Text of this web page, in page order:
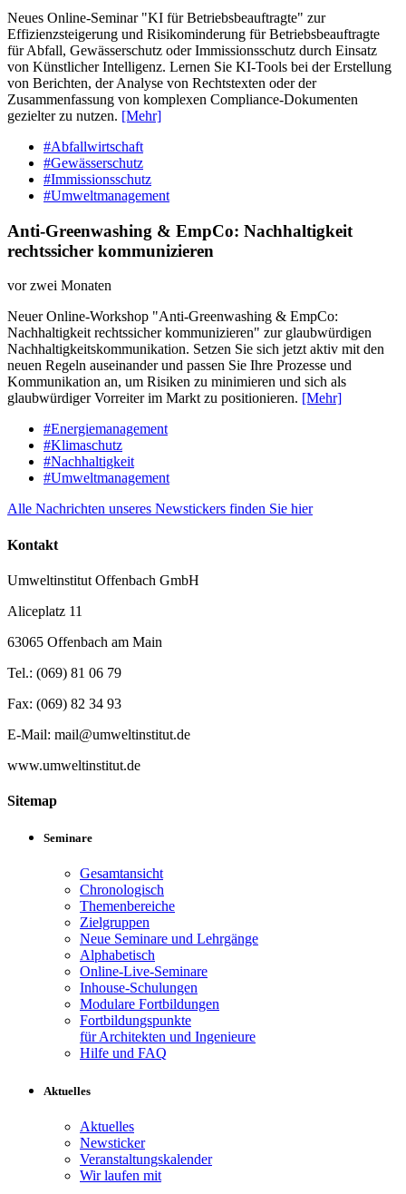
Neues Online-Seminar "KI für Betriebsbeauftragte" zur
Effizienzsteigerung und Risikominderung für Betriebsbeauftragte
für Abfall, Gewässerschutz oder Immissionsschutz durch Einsatz
von Künstlicher Intelligenz. Lernen Sie KI-Tools bei der Erstellung
von Berichten, der Analyse von Rechtstexten oder der
Zusammenfassung von komplexen Compliance-Dokumenten
gezielter zu nutzen. [Mehr]
#Abfallwirtschaft
#Gewässerschutz
#Immissionsschutz
#Umweltmanagement
Anti-Greenwashing & EmpCo: Nachhaltigkeit
rechtssicher kommunizieren
vor zwei Monaten
Neuer Online-Workshop "Anti-Greenwashing & EmpCo:
Nachhaltigkeit rechtssicher kommunizieren" zur glaubwürdigen
Nachhaltigkeitskommunikation. Setzen Sie sich jetzt aktiv mit den
neuen Regeln auseinander und passen Sie Ihre Prozesse und
Kommunikation an, um Risiken zu minimieren und sich als
glaubwürdiger Vorreiter im Markt zu positionieren. [Mehr]
#Energiemanagement
#Klimaschutz
#Nachhaltigkeit
#Umweltmanagement
Alle Nachrichten unseres Newstickers finden Sie hier
Kontakt
Umweltinstitut Offenbach GmbH
Aliceplatz 11
63065 Offenbach am Main
Tel.: (069) 81 06 79
Fax: (069) 82 34 93
E-Mail: mail@umweltinstitut.de
www.umweltinstitut.de
Sitemap
Seminare
Gesamtansicht
Chronologisch
Themenbereiche
Zielgruppen
Neue Seminare und Lehrgänge
Alphabetisch
Online-Live-Seminare
Inhouse-Schulungen
Modulare Fortbildungen
Fortbildungspunkte
für Architekten und Ingenieure
Hilfe und FAQ
Aktuelles
Aktuelles
Newsticker
Veranstaltungskalender
Wir laufen mit